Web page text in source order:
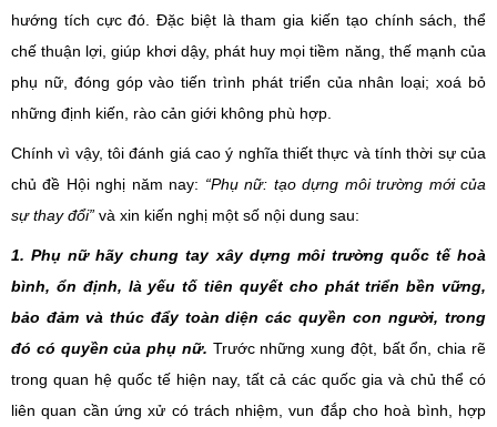
hướng tích cực đó. Đặc biệtlàtham gia kiến tạo chính sách, thể
chế thuận lợi, giúp khơi dậy, phát huy mọi tiềm năng, thế mạnh của
phụ nữ, đóng góp vào tiến trình phát triển của nhân loại; xoá bỏ
những định kiến, rào cản giới không phù hợp.
Chính vì vậy, tôi đánh giá cao ý nghĩa thiết thực và tính thời sự của
chủ đề Hội nghị năm nay: “Phụ nữ: tạo dựng môi trường mới của
sự thay đổi” và xin kiến nghị một số nội dung sau:
1. Phụ nữ hãy chung tay xây dựng môi trường quốc tế hoà
bình, ổn định, là yếu tố tiên quyết cho phát triển bền vững,
bảo đảm và thúc đẩy toàn diện các quyền con người, trong
đó có quyền của phụ nữ. Trước những xung đột, bất ổn, chia rẽ
trong quan hệ quốc tế hiện nay, tất cả các quốc gia và chủ thể có
liên quan cần ứng xử cótrách nhiệm, vun đắp cho hoà bình, hợp